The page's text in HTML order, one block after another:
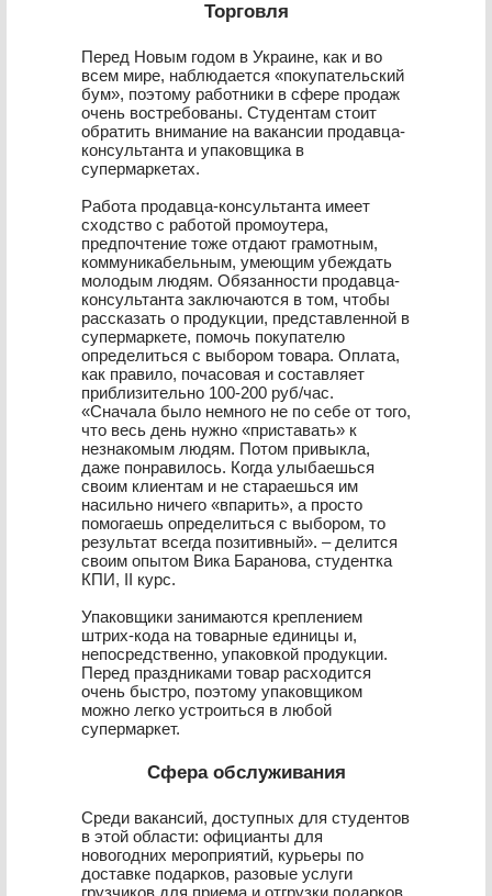
Торговля
Перед Новым годом в Украине, как и во
всем мире, наблюдается «покупательский
бум», поэтому работники в сфере продаж
очень востребованы. Студентам стоит
обратить внимание на вакансии продавца-
консультанта и упаковщика в
супермаркетах.
Работа продавца-консультанта имеет
сходство с работой промоутера,
предпочтение тоже отдают грамотным,
коммуникабельным, умеющим убеждать
молодым людям. Обязанности продавца-
консультанта заключаются в том, чтобы
рассказать о продукции, представленной в
супермаркете, помочь покупателю
определиться с выбором товара. Оплата,
как правило, почасовая и составляет
приблизительно 100-200 руб/час.
«Сначала было немного не по себе от того,
что весь день нужно «приставать» к
незнакомым людям. Потом привыкла,
даже понравилось. Когда улыбаешься
своим клиентам и не стараешься им
насильно ничего «впарить», а просто
помогаешь определиться с выбором, то
результат всегда позитивный». – делится
своим опытом Вика Баранова, студентка
КПИ, ІІ курс.
Упаковщики занимаются креплением
штрих-кода на товарные единицы и,
непосредственно, упаковкой продукции.
Перед праздниками товар расходится
очень быстро, поэтому упаковщиком
можно легко устроиться в любой
супермаркет.
Сфера обслуживания
Среди вакансий, доступных для студентов
в этой области: официанты для
новогодних мероприятий, курьеры по
доставке подарков, разовые услуги
грузчиков для приема и отгрузки подарков